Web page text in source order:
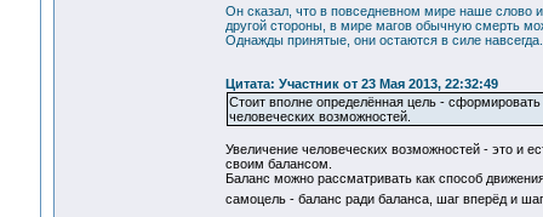
Он сказал, что в повседневном мире наше
другой стороны, в мире магов обычную смерть
Однажды принятые, они остаются в силе навсегда.
Цитата: Участник от 23 Мая 2013, 22:32:49
Стоит вполне определённая цель -
человеческих возможностей.
Увеличение человеческих возможностей - это и
своим балансом.
Баланс можно рассматривать как способ
самоцель - баланс ради баланса, шаг вперёд и